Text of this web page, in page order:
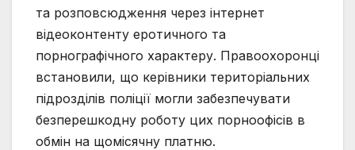
та розповсюдження через інтернет
відеоконтенту еротичного та
порнографічного характеру. Правоохоронці
встановили, що керівники територіальних
підрозділів поліції могли забезпечувати
безперешкодну роботу цих порноофісів в
обмін на щомісячну платню.